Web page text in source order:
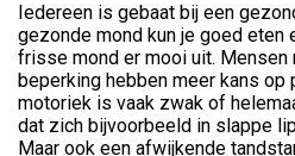
Iedereen is gebaat bij een
gezonde mond kun je goed eten
frisse mond er mooi uit.
beperking hebben meer kans op
motoriek is vaak zwak of
dat zich bijvoorbeeld in slappe
Maar ook een afwijkende